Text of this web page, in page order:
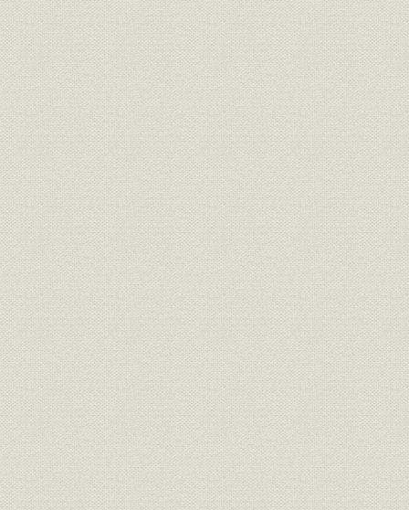
社友会会員
索引
あとがき
資料(別冊) 序・世界への歩み/当社編/業界編/環境編/年表